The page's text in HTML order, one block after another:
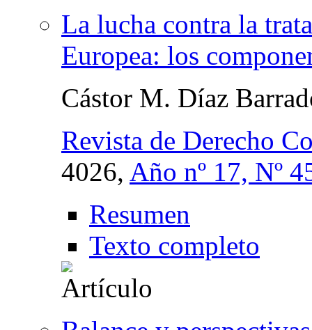
La lucha contra la
Europea: los
Cástor M. Díaz
Revista de Derecho
4026, Año nº 17, Nº
Resumen
Texto completo